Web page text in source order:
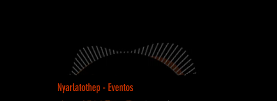
Nyarlatothep - Eventos